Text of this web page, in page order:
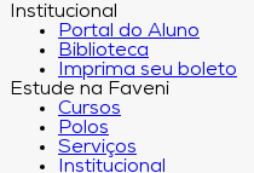
Institucional
Portal do Aluno
Biblioteca
Imprima seu boleto
Estude na Faveni
Cursos
Polos
Serviços
Institucional